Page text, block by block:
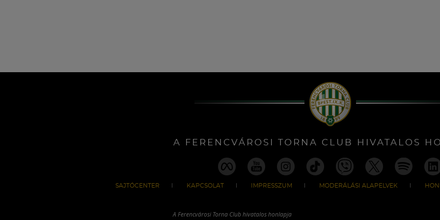
A FERENCVÁROSI TORNA CLUB HIVATALOS
SAJTÓCENTER KAPCSOLAT IMPRESSZUM MODERÁLÁSI ALAPELVEK
A Ferencvárosi Torna Club hivatalos honlapja